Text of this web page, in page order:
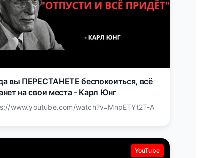
вы ПЕРЕСТАНЕТЕ беспокоиться, всё
на свои места - Карл Юнг
www.youtube.com/watch?v=MnpETYt2T-A
YouTube